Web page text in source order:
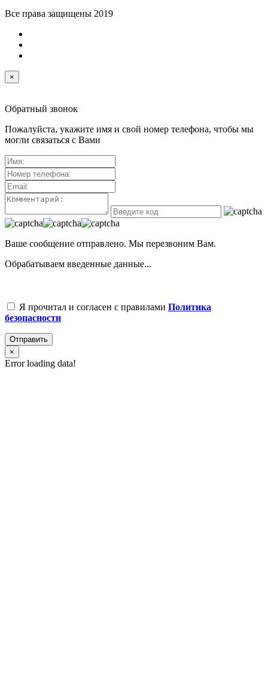
Все права защищены 2019
×
Обратный звонок
Пожалуйста, укажите имя и свой номер телефона, чтобы мы
могли связаться с Вами
Ваше сообщение отправлено. Мы перезвоним Вам.
Обрабатываем введенные данные...
Я прочитал и согласен с правилами Политика
безопасности
Отправить
×
Error loading data!